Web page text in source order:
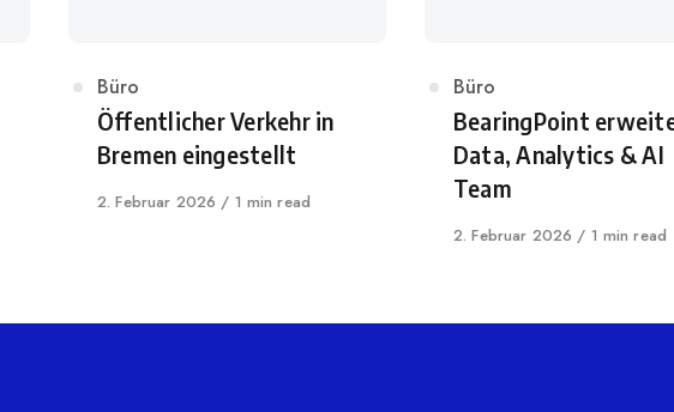
Category
Büro
Öffentlicher Verkehr in
Bremen eingestellt
Published
2. Februar 2026 1 min read
Category
Büro
BearingPoint
Data, Analytics & AI
Team
Published
2. Februar 2026 1 min read